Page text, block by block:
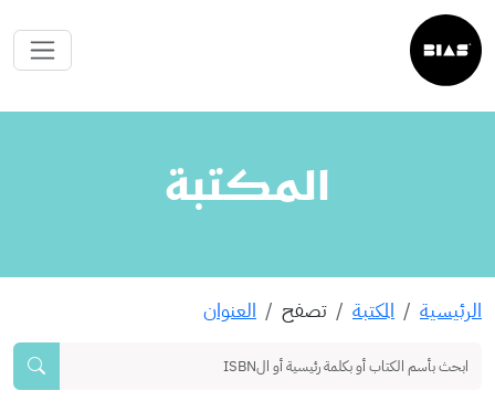
المكتبة
الرئيسية المكتبة تصفح العنوان